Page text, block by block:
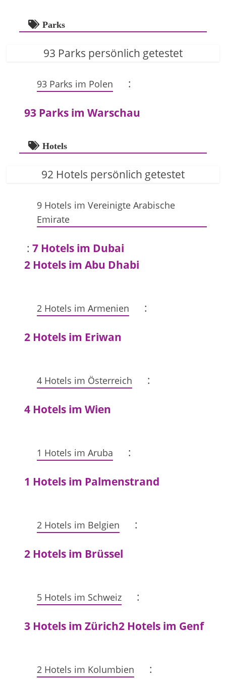
Parks
93 Parks persönlich getestet
93 Parks im Polen :
93 Parks im Warschau
Hotels
92 Hotels persönlich getestet
9 Hotels im Vereinigte Arabische
Emirate
:7 Hotels im Dubai
2 Hotels im Abu Dhabi
2 Hotels im Armenien :
2 Hotels im Eriwan
4 Hotels im Österreich :
4 Hotels im Wien
1 Hotels im Aruba :
1 Hotels im Palmenstrand
2 Hotels im Belgien :
2 Hotels im Brüssel
5 Hotels im Schweiz :
3 Hotels im Zürich2 Hotels im Genf
2 Hotels im Kolumbien :